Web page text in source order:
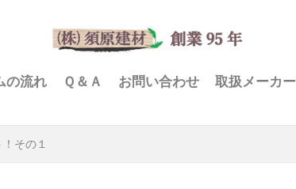
の流れ Ｑ＆Ａ お問い合わせ 取扱メーカー
その１